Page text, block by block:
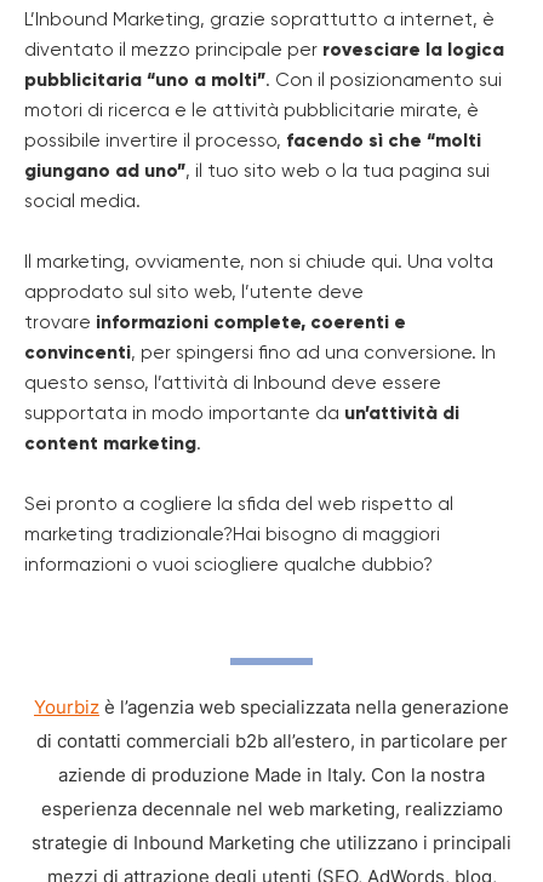
L’Inbound Marketing, grazie soprattutto a internet, è
diventato il mezzo principale per rovesciare la logica
pubblicitaria “uno a molti”. Con il posizionamento sui
motori di ricerca e le attività pubblicitarie mirate, è
possibile invertire il processo, facendo sì che “molti
giungano ad uno”, il tuo sito web o la tua pagina sui
social media.
Il marketing, ovviamente, non si chiude qui. Una volta
approdato sul sito web, l’utente deve
trovare informazioni complete, coerenti e
convincenti, per spingersi fino ad una conversione. In
questo senso, l’attività di Inbound deve essere
supportata in modo importante da un’attività di
content marketing.
Sei pronto a cogliere la sfida del web rispetto al
marketing tradizionale?Hai bisogno di maggiori
informazioni o vuoi sciogliere qualche dubbio?
Yourbiz è l’agenzia web specializzata nella generazione
di contatti commerciali b2b all’estero, in particolare per
aziende di produzione Made in Italy. Con la nostra
esperienza decennale nel web marketing, realizziamo
strategie di Inbound Marketing che utilizzano i principali
mezzi di attrazione degli utenti (SEO, AdWords, blog,